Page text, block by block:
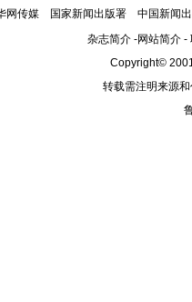
网传媒 国家新闻出版署
中国新闻
杂志简介-网站简介-
Copyright©
转载需注明来源